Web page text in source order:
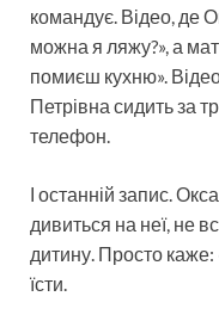
командує. Відео, де
можна я ляжу?», а
помиєш кухню».
Петрівна сидить за
телефон.
І останній запис.
дивиться на неї, не
дитину. Просто
їсти.